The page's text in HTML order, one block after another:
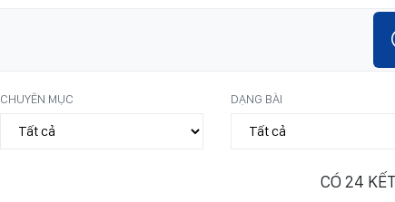
CHUYÊN MỤC DẠNG BÀI
CÓ 24